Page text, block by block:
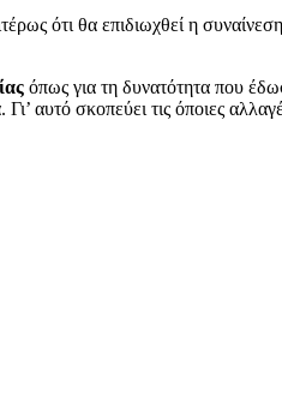
ότι θα επιδιωχθεί η
όπως για τη δυνατότητα που
αυτό σκοπεύει τις όποιες